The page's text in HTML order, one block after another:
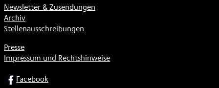
Newsletter & Zusendungen
Archiv
Stellenausschreibungen
Presse
Impressum und Rechtshinweise
SOCIALFacebook